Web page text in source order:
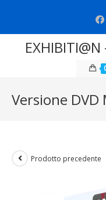
Versione DVD
Prodotto precedente